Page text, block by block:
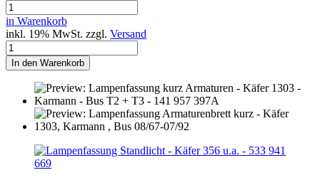
in Warenkorb
inkl. 19% MwSt. zzgl. Versand
In den Warenkorb